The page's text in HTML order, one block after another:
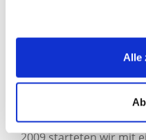
Alle